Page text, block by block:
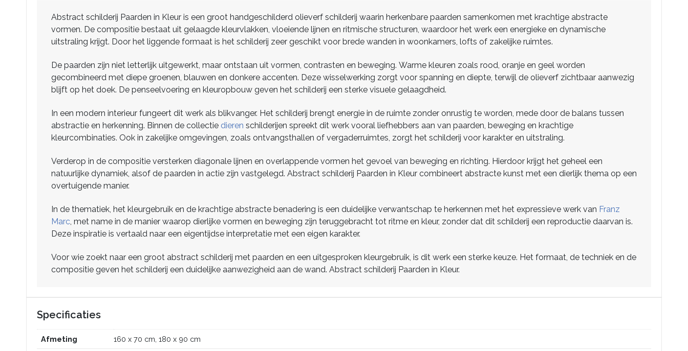
Abstract schilderij Paarden in Kleur is een groot handgeschilderd olieverf schilderij waarin herkenbare paarden samenkomen met krachtige abstracte
vormen. De compositie bestaat uit gelaagde kleurvlakken, vloeiende lijnen en ritmische structuren, waardoor het werk een energieke en dynamische
uitstraling krijgt. Door het liggende formaat is het schilderij zeer geschikt voor brede wanden in woonkamers, lofts of zakelijke ruimtes.
De paarden zijn niet letterlijk uitgewerkt, maar ontstaan uit vormen, contrasten en beweging. Warme kleuren zoals rood, oranje en geel worden
gecombineerd met diepe groenen, blauwen en donkere accenten. Deze wisselwerking zorgt voor spanning en diepte, terwijl de olieverf zichtbaar aanwezig
blijft op het doek. De penseelvoering en kleuropbouw geven het schilderij een sterke visuele gelaagdheid.
In een modern interieur fungeert dit werk als blikvanger. Het schilderij brengt energie in de ruimte zonder onrustig te worden, mede door de balans tussen
abstractie en herkenning. Binnen de collectie dieren schilderijen spreekt dit werk vooral liefhebbers aan van paarden, beweging en krachtige
kleurcombinaties. Ook in zakelijke omgevingen, zoals ontvangsthallen of vergaderruimtes, zorgt het schilderij voor karakter en uitstraling.
Verderop in de compositie versterken diagonale lijnen en overlappende vormen het gevoel van beweging en richting. Hierdoor krijgt het geheel een
natuurlijke dynamiek, alsof de paarden in actie zijn vastgelegd. Abstract schilderij Paarden in Kleur combineert abstracte kunst met een dierlijk thema op een
overtuigende manier.
In de thematiek, het kleurgebruik en de krachtige abstracte benadering is een duidelijke verwantschap te herkennen met het expressieve werk van Franz
Marc, met name in de manier waarop dierlijke vormen en beweging zijn teruggebracht tot ritme en kleur, zonder dat dit schilderij een reproductie daarvan is.
Deze inspiratie is vertaald naar een eigentijdse interpretatie met een eigen karakter.
Voor wie zoekt naar een groot abstract schilderij met paarden en een uitgesproken kleurgebruik, is dit werk een sterke keuze. Het formaat, de techniek en de
compositie geven het schilderij een duidelijke aanwezigheid aan de wand. Abstract schilderij Paarden in Kleur.
Specificaties
Afmeting 160 x 70 cm, 180 x 90 cm